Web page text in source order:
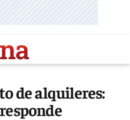
de alquileres: